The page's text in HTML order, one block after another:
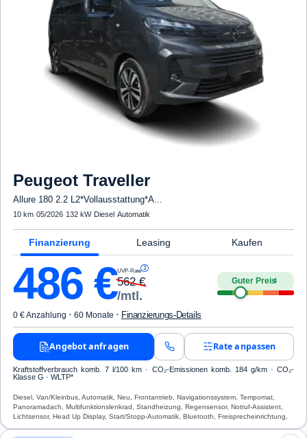
Peugeot Traveller
Allure 180 2.2 L2*Vollausstattung*A...
10 km·05/2026· 132 kW· Diesel·Automatik
Finanzierung Leasing Kaufen
486 €UVP-Rate 3
562€
/mtl.
Guter Preis4
0 € Anzahlung · 60 Monate · Finanzierungs-Details
Angebot anfragen Rate anpassen
Kraftstoffverbrauch komb. 7 l/100 km · CO₂-Emissionen komb. 184 g/km · CO₂-
Klasse G · WLTP*
Diesel, Van/Kleinbus, Automatik, Neu, Frontantrieb, Navigationssystem, Tempomat,
Panoramadach, Multifunktionslenkrad, Standheizung, Regensensor, Notruf-Assistent,
Lichtsensor, Head Up Display, Start/Stopp-Automatik, Bluetooth, Freisprecheinrichtung,